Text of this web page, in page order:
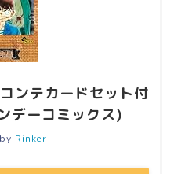
ンテカードセット付
デーコミックス)
Rinker